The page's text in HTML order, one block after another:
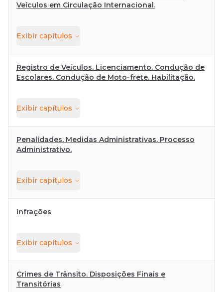
Veículos em Circulação Internacional.
Exibir capítulos
Registro de Veículos. Licenciamento. Condução de
Escolares. Condução de Moto-frete. Habilitação.
Exibir capítulos
Penalidades. Medidas Administrativas. Processo
Administrativo.
Exibir capítulos
Infrações
Exibir capítulos
Crimes de Trânsito. Disposições Finais e
Transitórias